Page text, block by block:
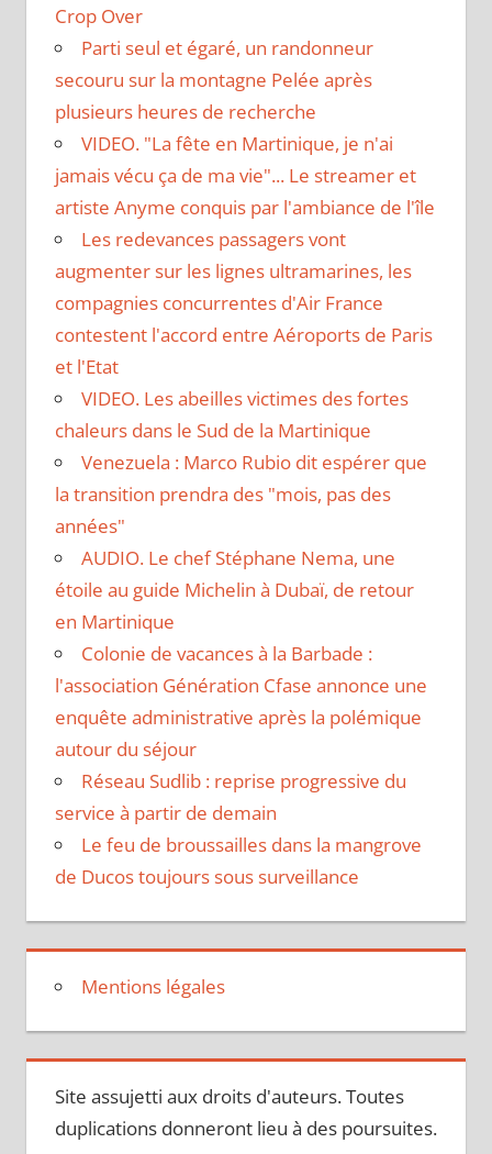
Crop Over
Parti seul et égaré, un randonneur
secouru sur la montagne Pelée après
plusieurs heures de recherche
VIDEO. "La fête en Martinique, je n'ai
jamais vécu ça de ma vie"... Le streamer et
artiste Anyme conquis par l'ambiance de l'île
Les redevances passagers vont
augmenter sur les lignes ultramarines, les
compagnies concurrentes d'Air France
contestent l'accord entre Aéroports de Paris
et l'Etat
VIDEO. Les abeilles victimes des fortes
chaleurs dans le Sud de la Martinique
Venezuela : Marco Rubio dit espérer que
la transition prendra des "mois, pas des
années"
AUDIO. Le chef Stéphane Nema, une
étoile au guide Michelin à Dubaï, de retour
en Martinique
Colonie de vacances à la Barbade :
l'association Génération Cfase annonce une
enquête administrative après la polémique
autour du séjour
Réseau Sudlib : reprise progressive du
service à partir de demain
Le feu de broussailles dans la mangrove
de Ducos toujours sous surveillance
Mentions légales
Site assujetti aux droits d'auteurs. Toutes
duplications donneront lieu à des poursuites.